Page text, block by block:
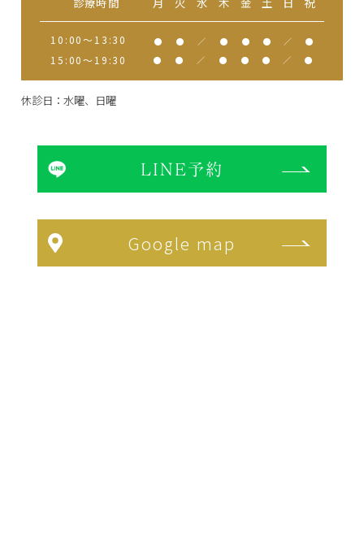
10:00～13:30 ● ● ／ ● ● ● ／ ●
15:00～19:30 ● ● ／ ● ● ● ／ ●
休診日：水曜、日曜
LINE予約
Google map